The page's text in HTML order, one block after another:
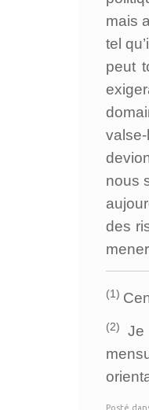
mais
tel
peut
nous
des
(1)
(2)
Je
Posté